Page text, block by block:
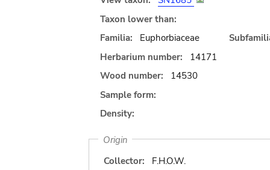
Taxon lower than:
Familia:
Euphorbiaceae
Herbarium number:
14171
Wood number:
14530
Sample form:
Density:
Origin
Collector:
F.H.O.W.